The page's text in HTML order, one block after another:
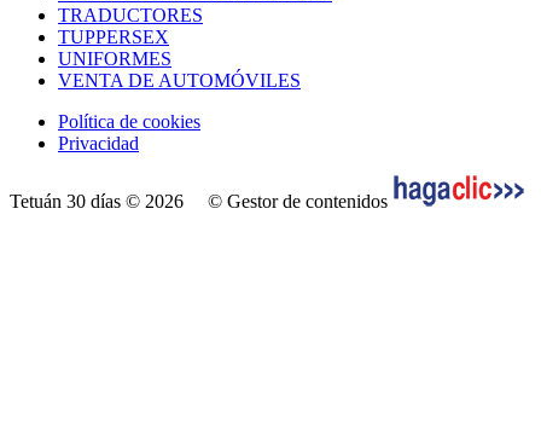
TRADUCTORES
TUPPERSEX
UNIFORMES
VENTA DE AUTOMÓVILES
Política de cookies
Privacidad
Tetuán 30 días © 2026 © Gestor de contenidos